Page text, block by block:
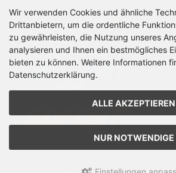
Wir verwenden Cookies und ähnliche
Drittanbietern, um die ordentliche
zu gewährleisten, die Nutzung unseres
analysieren und Ihnen ein bestmögliches
bieten zu können. Weitere Informationen
Datenschutzerklärung.
ALLE AKZEPTIEREN
NUR NOTWENDIGE